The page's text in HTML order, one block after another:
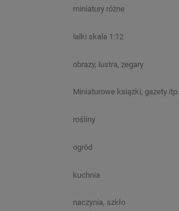
miniatury różne
lalki skala 1:12
obrazy, lustra, zegary
Miniaturowe książki, gazety itp.
rośliny
ogród
kuchnia
naczynia, szkło